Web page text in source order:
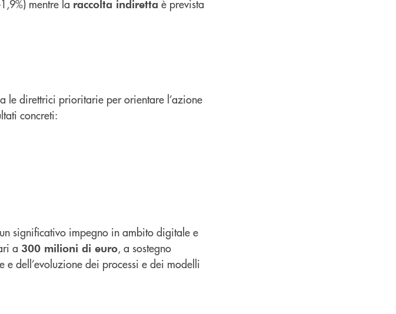
mentre la raccolta indiretta è prevista
le direttrici prioritarie per orientare l’azione
concreti:
significativo impegno in ambito digitale e
a 300 milioni di euro, a sostegno
e dell’evoluzione dei processi e dei modelli